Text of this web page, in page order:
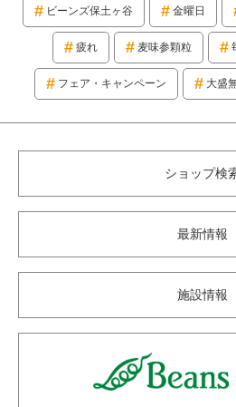
ビーンズ保土ヶ谷 金曜日
疲れ 麦味参顆粒
フェア・キャンペーン 大盛
ショップ検
最新情報
施設情報